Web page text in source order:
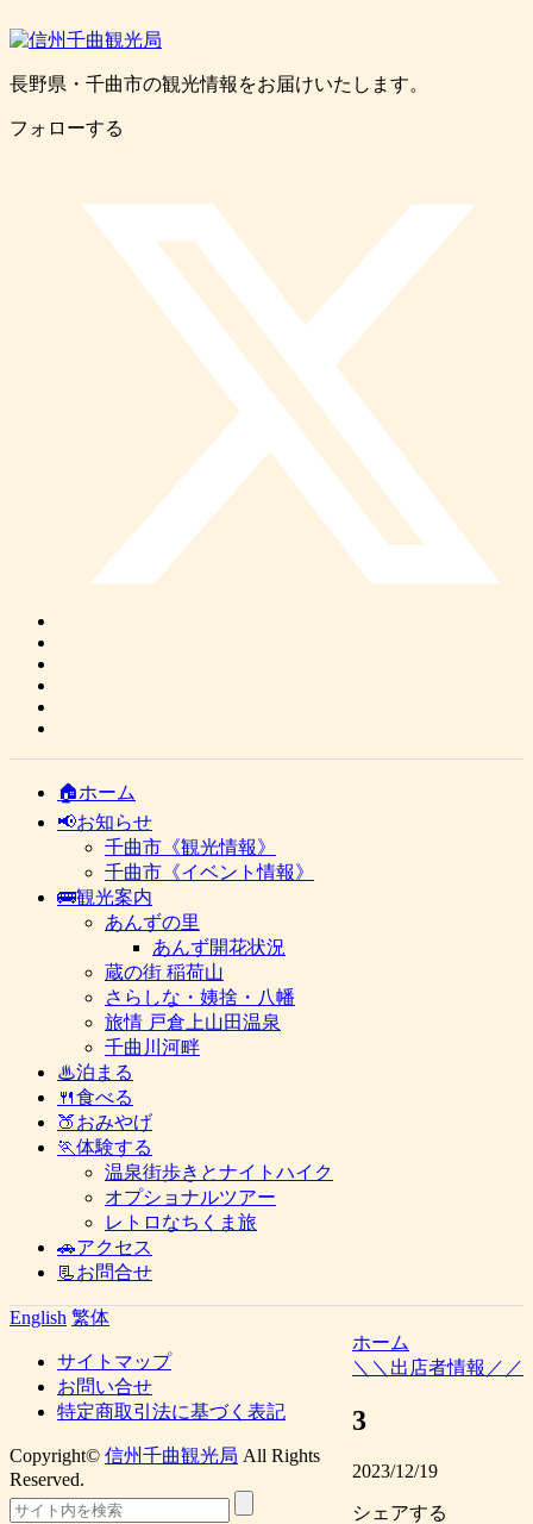
長野県・千曲市の観光情報をお届けいたします。
フォローする
🏠ホーム
📢お知らせ
千曲市《観光情報》
千曲市《イベント情報》
🚌観光案内
あんずの里
あんず開花状況
蔵の街 稲荷山
さらしな・姨捨・八幡
旅情 戸倉上山田温泉
千曲川河畔
♨泊まる
🍴食べる
🍑おみやげ
🏃体験する
温泉街歩きとナイトハイク
オプショナルツアー
レトロなちくま旅
🚗アクセス
📃お問合せ
English 繁体
ホーム
＼＼出店者情報／／
3
2023/12/19
シェアする
サイトマップ
お問い合せ
特定商取引法に基づく表記
Copyright© 信州千曲観光局 All Rights
Reserved.